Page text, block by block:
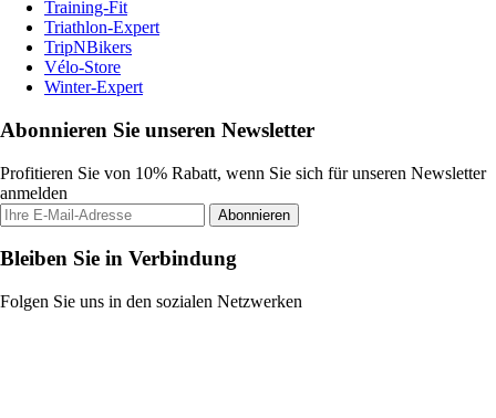
Training-Fit
Triathlon-Expert
TripNBikers
Vélo-Store
Winter-Expert
Abonnieren Sie unseren Newsletter
Profitieren Sie von 10% Rabatt, wenn Sie sich für unseren Newsletter
anmelden
Abonnieren
Bleiben Sie in Verbindung
Folgen Sie uns in den sozialen Netzwerken